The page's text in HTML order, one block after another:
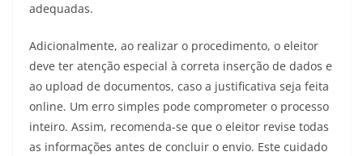
adequadas.
Adicionalmente, ao realizar o procedimento, o eleitor
deve ter atenção especial à correta inserção de dados e
ao upload de documentos, caso a justificativa seja feita
online. Um erro simples pode comprometer o processo
inteiro. Assim, recomenda-se que o eleitor revise todas
as informações antes de concluir o envio. Este cuidado